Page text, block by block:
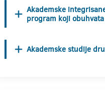
Akademske
program koji
Akademske studije